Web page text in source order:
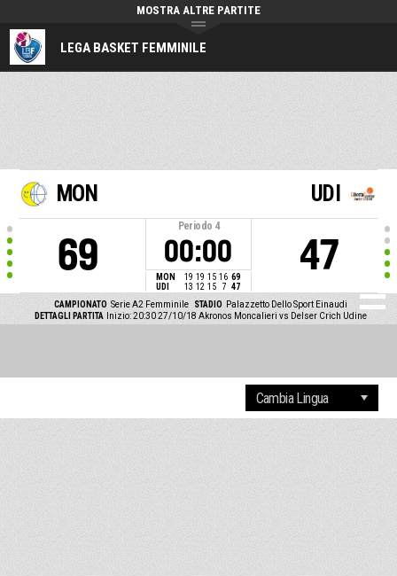
LEGA BASKET FEMMINILE
MOSTRA ALTRE PARTITE
MON
69
Periodo 4
00:00
MON 19 19 15 16 69
UDI
13 12 15 7 47
UDI
47
CAMPIONATO Serie A2 Femminile STADIO
Palazzetto Dello Sport Einaudi
DETTAGLI PARTITA
Inizio: 20:30 27/10/18 Akronos Moncalieri vs Delser Crich Udine